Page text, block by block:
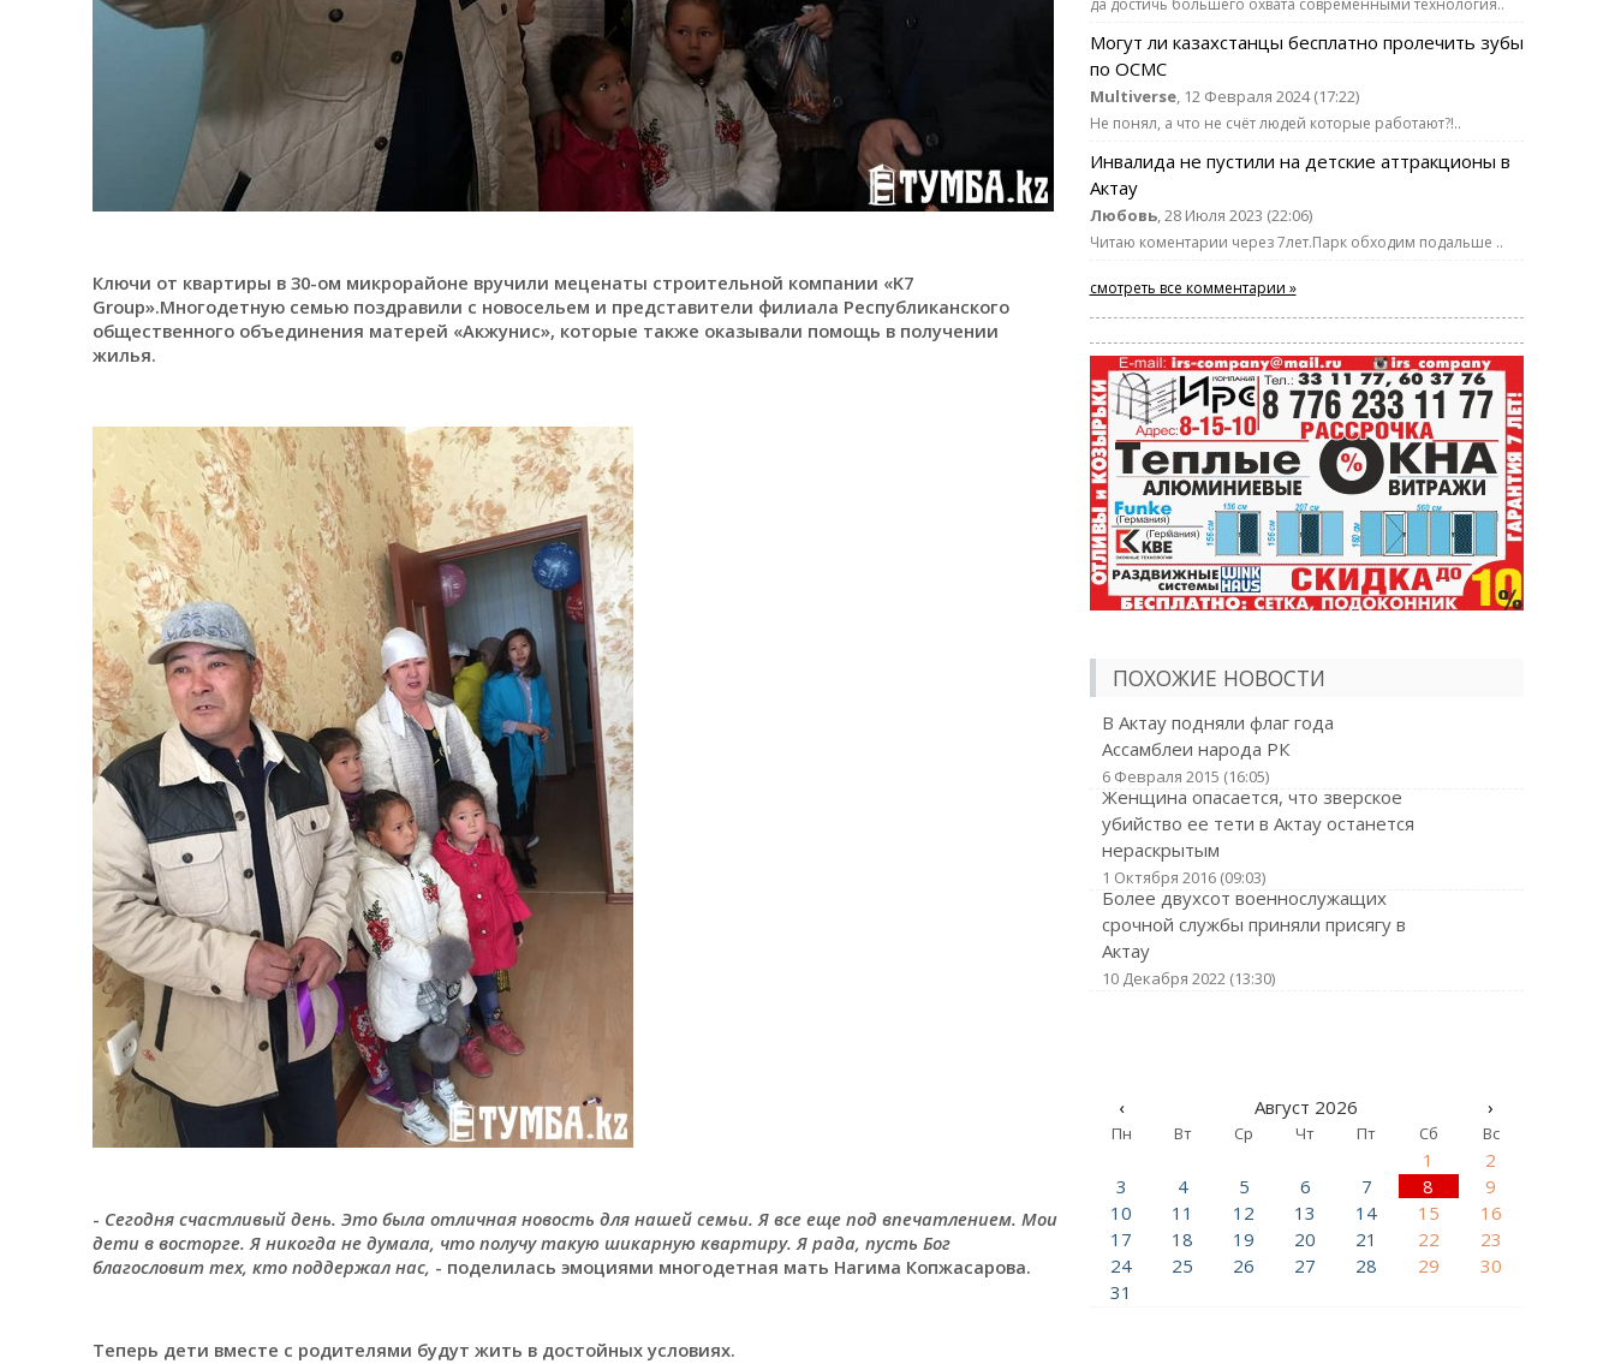
Ключи от квартиры в 30-ом микрорайоне вручили меценаты строительной компании «K7
Group».Многодетную семью поздравили с новосельем и представители филиала Республиканского
общественного объединения матерей «Акжунис», которые также оказывали помощь в получении
жилья.
- Сегодня счастливый день. Это была отличная новость для нашей семьи. Я все еще под впечатлением. Мои
дети в восторге. Я никогда не думала, что получу такую шикарную квартиру. Я рада, пусть Бог
благословит тех, кто поддержал нас, - поделилась эмоциями многодетная мать Нагима Копжасарова.
Теперь дети вместе с родителями будут жить в достойных условиях.
да достичь большего охвата современными технология..
Могут ли казахстанцы бесплатно пролечить зубы
по ОСМС
Multiverse, 12 Февраля 2024 (17:22)
Не понял, а что не счёт людей которые работают?!..
Инвалида не пустили на детские аттракционы в
Актау
Любовь, 28 Июля 2023 (22:06)
Читаю коментарии через 7лет.Парк обходим подальше ..
смотреть все комментарии »
ПОХОЖИЕ НОВОСТИ
В Актау подняли флаг года
Ассамблеи народа РК
6 Февраля 2015 (16:05)
Женщина опасается, что зверское
убийство ее тети в Актау останется
нераскрытым
1 Октября 2016 (09:03)
Более двухсот военнослужащих
срочной службы приняли присягу в
Актау
10 Декабря 2022 (13:30)
‹ Август 2026 ›
Пн Вт Ср Чт Пт Сб Вс
1
2
3
4 5 6 7 8
9
10
11 12 13 14 15
16
17
18 19 20 21 22
23
24
25 26 27 28 29
30
31